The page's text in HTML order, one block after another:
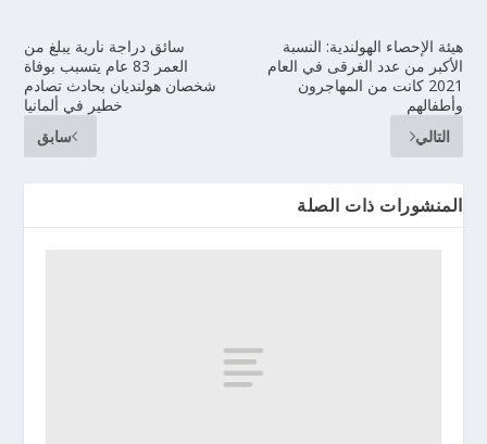
سائق دراجة نارية يبلغ من
العمر 83 عام يتسبب بوفاة
شخصان هولنديان بحادث تصادم
خطير في ألمانيا
سابق
هيئة الإحصاء الهولندية: النسبة
الأكبر من عدد الغرقى في العام
2021 كانت من المهاجرون
وأطفالهم
التالي
المنشورات ذات الصلة